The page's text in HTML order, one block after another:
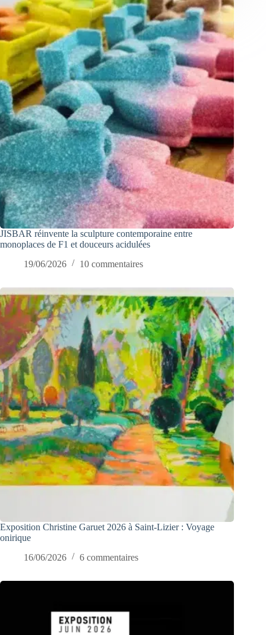
JISBAR réinvente la sculpture contemporaine entre
monoplaces de F1 et douceurs acidulées
19/06/2026
10 commentaires
Exposition Christine Garuet 2026 à Saint-Lizier : Voyage
onirique
16/06/2026
6 commentaires